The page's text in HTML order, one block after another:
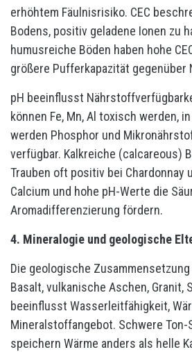
erhöhtem Fäulnisrisiko. CEC
Bodens, positiv geladene Ionen zu
humusreiche Böden haben hohe
größere Pufferkapazität
pH beeinflusst
können Fe, Mn, Al toxisch werden,
werden Phosphor und
verfügbar. Kalkreiche (calcareous)
Trauben oft positiv bei Chardonnay
Calcium und hohe pH-Werte die
Aromadifferenzierung fördern.
4. Mineralogie und geologische
Die geologische
Basalt, vulkanische Aschen, Granit,
beeinflusst Wasserleitfähigkeit,
Mineralstoffangebot. Schwere
speichern Wärme anders als helle